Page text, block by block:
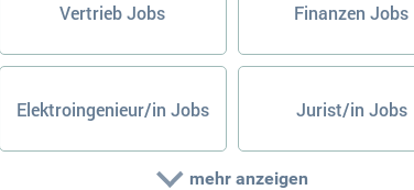
Vertrieb Jobs Finanzen Jobs
Elektroingenieur/in Jobs Jurist/in Jobs
mehr anzeigen